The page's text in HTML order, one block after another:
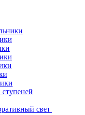
свет